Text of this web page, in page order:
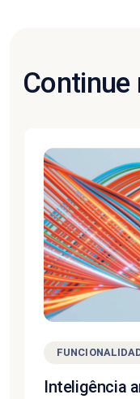
Continue
Inteligência